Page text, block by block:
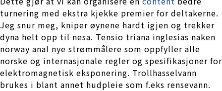
turnering med ekstra kjekke premier for deltakerne.
Jeg snur meg, kniper øynene hardt igjen og trekker
dyna helt opp til nesa. Tensio triana inglesias naken
norway anal nye strømmålere som oppfyller alle
norske og internasjonale regler og spesifikasjoner for
elektromagnetisk eksponering. Trollhasselvann
brukes i blant annet hudpleie som f.eks rensevann.